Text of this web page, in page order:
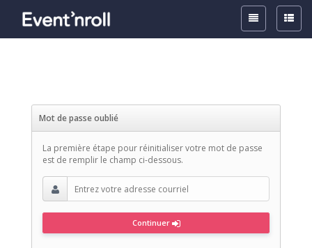
Toggle
Side
Toggle
Top
Navigation
Mot de passe oublié
La première étape pour réinitialiser votre mot de passe
est de remplir le champ ci-dessous.
Continuer